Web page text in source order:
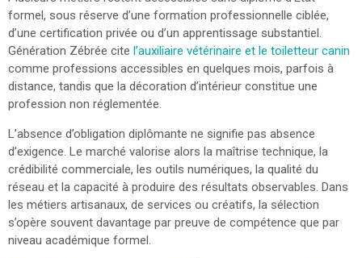
formel, sous réserve d’une formation professionnelle ciblée,
d’une certification privée ou d’un apprentissage substantiel.
Génération Zébrée cite l’auxiliaire vétérinaire et le toiletteur canin
comme professions accessibles en quelques mois, parfois à
distance, tandis que la décoration d’intérieur constitue une
profession non réglementée.
L’absence d’obligation diplômante ne signifie pas absence
d’exigence. Le marché valorise alors la maîtrise technique, la
crédibilité commerciale, les outils numériques, la qualité du
réseau et la capacité à produire des résultats observables. Dans
les métiers artisanaux, de services ou créatifs, la sélection
s’opère souvent davantage par preuve de compétence que par
niveau académique formel.